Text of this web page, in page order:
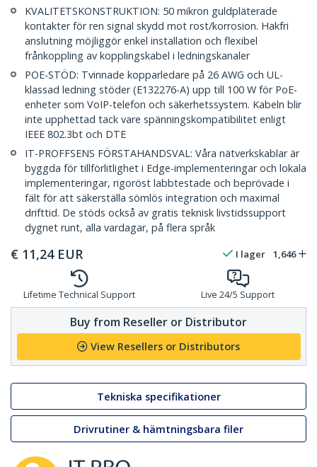
KVALITETSKONSTRUKTION: 50 mikron guldpläterade
kontakter för ren signal skydd mot rost/korrosion. Hakfri
anslutning möjliggör enkel installation och flexibel
frånkoppling av kopplingskabel i ledningskanaler
POE-STÖD: Tvinnade kopparledare på 26 AWG och UL-
klassad ledning stöder (E132276-A) upp till 100 W för PoE-
enheter som VoIP-telefon och säkerhetssystem. Kabeln blir
inte upphettad tack vare spänningskompatibilitet enligt
IEEE 802.3bt och DTE
IT-PROFFSENS FÖRSTAHANDSVAL: Våra nätverkskablar är
byggda för tillförlitlighet i Edge-implementeringar och lokala
implementeringar, rigoröst labbtestade och beprövade i
fält för att säkerställa sömlös integration och maximal
drifttid. De stöds också av gratis teknisk livstidssupport
dygnet runt, alla vardagar, på flera språk
€ 11,24 EUR I lager 1,646
Lifetime Technical Support Live 24/5 Support
Buy from Reseller or Distributor
View Resellers or Distributors
Tekniska specifikationer
Drivrutiner & hämtningsbara filer